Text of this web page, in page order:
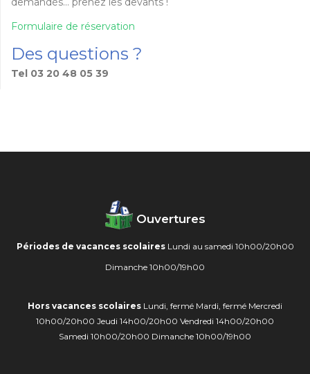
Formulaire de réservation
Des questions ?
Tel 03 20 48 05 39
Ouvertures
Périodes de vacances scolairesLundi au samedi 10h00/20h00
Dimanche 10h00/19h00
Hors vacances scolaires Lundi, fermé Mardi, fermé Mercredi
10h00/20h00 Jeudi 14h00/20h00 Vendredi 14h00/20h00
Samedi 10h00/20h00 Dimanche 10h00/19h00